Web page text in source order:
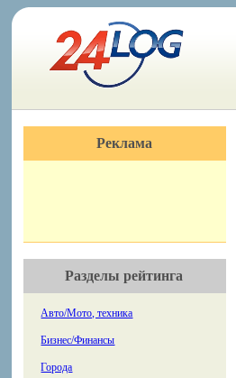
Реклама
Разделы рейтинга
Авто/Мото, техника
Бизнес/Финансы
Города